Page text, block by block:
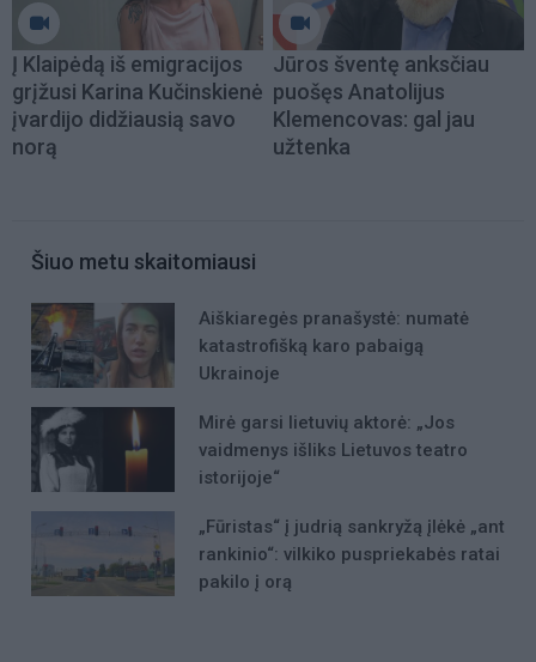
Į Klaipėdą iš emigracijos
grįžusi Karina Kučinskienė
įvardijo didžiausią savo
norą
Jūros šventę anksčiau
puošęs Anatolijus
Klemencovas: gal jau
užtenka
Šiuo metu skaitomiausi
Aiškiaregės pranašystė: numatė
katastrofišką karo pabaigą
Ukrainoje
Mirė garsi lietuvių aktorė: „Jos
vaidmenys išliks Lietuvos teatro
istorijoje“
„Fūristas“ į judrią sankryžą įlėkė „ant
rankinio“: vilkiko puspriekabės ratai
pakilo į orą